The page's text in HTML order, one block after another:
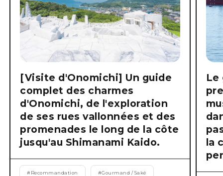
[Visite d'Onomichi] Un guide
complet des charmes
d'Onomichi, de l'exploration
de ses rues vallonnées et des
promenades le long de la côte
jusqu'au Shimanami Kaido.
# Recommandation #Gourmand / Saké
Le
la